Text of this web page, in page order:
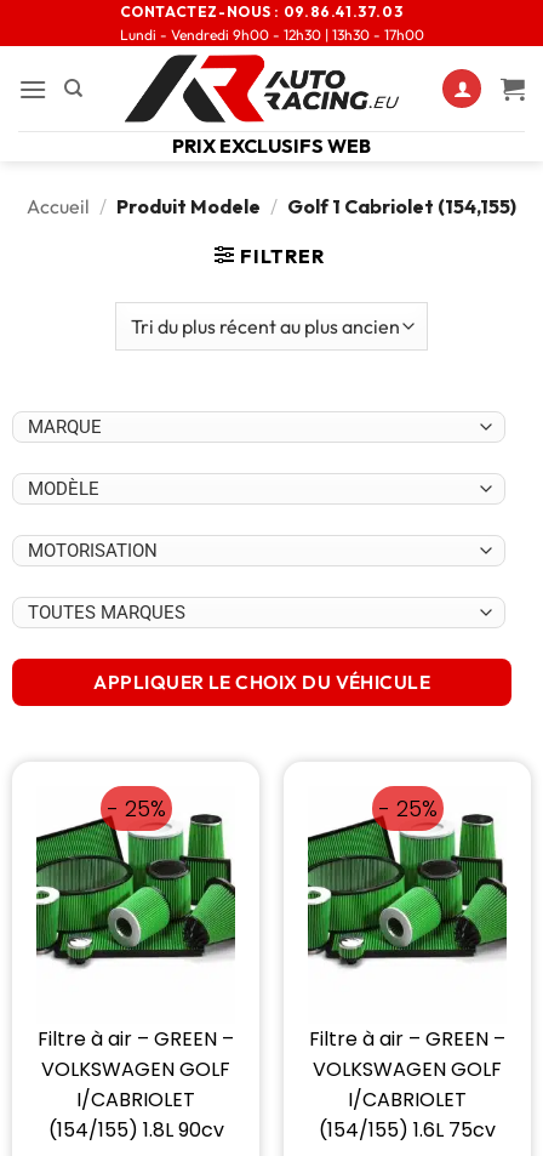
CONTACTEZ-NOUS : 09.86.41.37.03
Lundi - Vendredi 9h00 - 12h30 | 13h30 - 17h00
PRIX EXCLUSIFS WEB
Accueil / Produit Modele / Golf 1 Cabriolet (154,155)
FILTRER
APPLIQUER LE CHOIX DU VÉHICULE
- 25%
Filtre à air – GREEN –
VOLKSWAGEN GOLF
I/CABRIOLET
(154/155) 1.8L 90cv
- 25%
Filtre à air – GREEN –
VOLKSWAGEN GOLF
I/CABRIOLET
(154/155) 1.6L 75cv